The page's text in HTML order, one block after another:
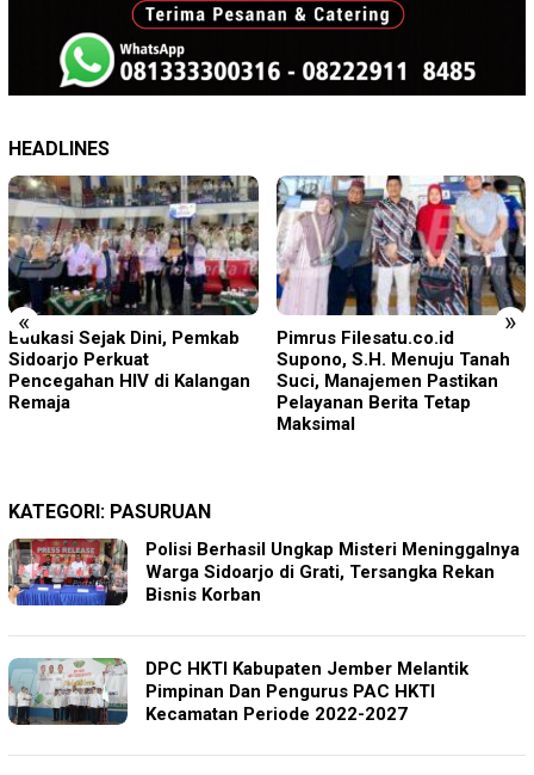
HEADLINES
« »
Pimrus Filesatu.co.id
Supono, S.H. Menuju Tanah
Suci, Manajemen Pastikan
Pelayanan Berita Tetap
Torehan Gemilang PT BSI: 25
Juta Jam Kerja Bebas LTI
KATEGORI: PASURUAN
Polisi Berhasil Ungkap Misteri Meninggalnya
Warga Sidoarjo di Grati, Tersangka Rekan
Bisnis Korban
DPC HKTI Kabupaten Jember Melantik
Pimpinan Dan Pengurus PAC HKTI
Kecamatan Periode 2022-2027